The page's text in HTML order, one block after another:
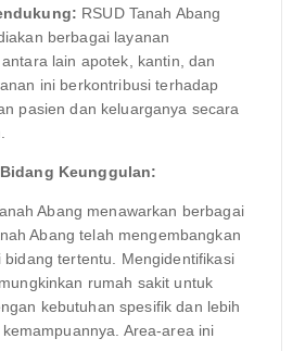
RSUD Tanah Abang
berbagai layanan
lain apotek, kantin, dan
ini berkontribusi terhadap
pasien dan keluarganya secara
Keunggulan:
Abang menawarkan berbagai
Abang telah mengembangkan
bidang tertentu. Mengidentifikasi
rumah sakit untuk
kebutuhan spesifik dan lebih
Area-area ini